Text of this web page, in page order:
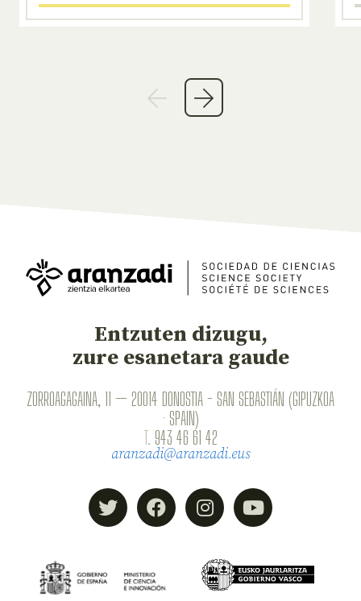
Entzuten dizugu,
zure esanetara gaude
ZORROAGAGAINA, 11 — 20014 DONOSTIA - SAN SEBASTIÁN (GIPUZKOA
· SPAIN)
T. 943 46 61 42
aranzadi@aranzadi.eus